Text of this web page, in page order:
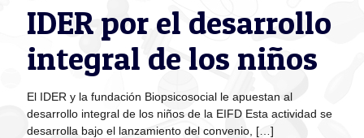
IDER por el desarrollo
integral de los niños
El IDER y la fundación Biopsicosocial le apuestan al
desarrollo integral de los niños de la EIFD Esta actividad se
desarrolla bajo el lanzamiento del convenio, […]